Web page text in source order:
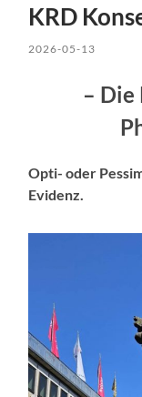
KRD
2026-05-13
–
Opti- oder
Evidenz.